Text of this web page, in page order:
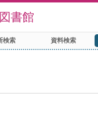
書館
検索 資料検索